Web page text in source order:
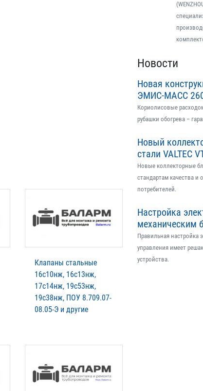
Клапаны стальные
16с10нж, 16с13нж,
17с14нж, 19с53нж,
19с38нж, ПОУ 8.709.07-
08.05-Э и другие
Новости
Новая
ЭМИС-МАСС
Кориолисовые
рубашки обогрева –
Новый
стали VALTEC
Новые коллекторные
стандартам качества и
потребителей.
Настройка
механическим
Правильная настройка
управления имеет
устройства.